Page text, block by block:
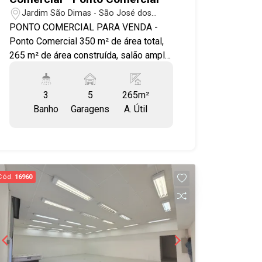
Jardim São Dimas - São José dos
Campos/SP
PONTO COMERCIAL PARA VENDA -
Ponto Comercial 350 m² de área total,
265 m² de área construída, salão amplo,
Excelente localização, com infra
estrutura completa, próximo a Bancos,
Padarias, Restaurantes, ao lado do
3
Banho
5
Garagens
265m²
A. Útil
16960